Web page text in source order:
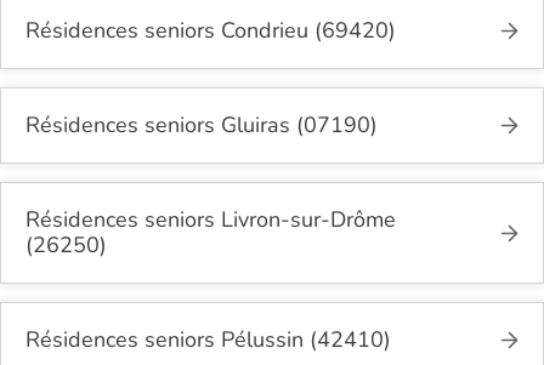
Résidences seniors Condrieu (69420)
Résidences seniors Gluiras (07190)
Résidences seniors Livron-sur-Drôme
(26250)
Résidences seniors Pélussin (42410)